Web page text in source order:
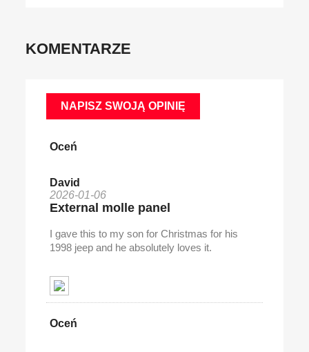
KOMENTARZE
NAPISZ SWOJĄ OPINIĘ
Oceń
David
2026-01-06
External molle panel
I gave this to my son for Christmas for his
1998 jeep and he absolutely loves it.
Oceń